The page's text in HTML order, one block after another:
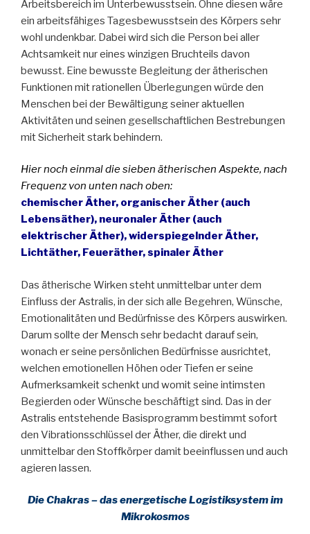
Arbeitsbereich im Unterbewusstsein. Ohne diesen wäre
ein arbeitsfähiges Tagesbewusstsein des Körpers sehr
wohl undenkbar. Dabei wird sich die Person bei aller
Achtsamkeit nur eines winzigen Bruchteils davon
bewusst. Eine bewusste Begleitung der ätherischen
Funktionen mit rationellen Überlegungen würde den
Menschen bei der Bewältigung seiner aktuellen
Aktivitäten und seinen gesellschaftlichen Bestrebungen
mit Sicherheit stark behindern.
Hier noch einmal die sieben ätherischen Aspekte, nach
Frequenz von unten nach oben:
chemischer Äther, organischer Äther (auch
Lebensäther), neuronaler Äther (auch
elektrischer Äther), widerspiegelnder Äther,
Lichtäther, Feueräther, spinaler Äther
Das ätherische Wirken steht unmittelbar unter dem
Einfluss der Astralis, in der sich alle Begehren, Wünsche,
Emotionalitäten und Bedürfnisse des Körpers auswirken.
Darum sollte der Mensch sehr bedacht darauf sein,
wonach er seine persönlichen Bedürfnisse ausrichtet,
welchen emotionellen Höhen oder Tiefen er seine
Aufmerksamkeit schenkt und womit seine intimsten
Begierden oder Wünsche beschäftigt sind. Das in der
Astralis entstehende Basisprogramm bestimmt sofort
den Vibrationsschlüssel der Äther, die direkt und
unmittelbar den Stoffkörper damit beeinflussen und auch
agieren lassen.
Die Chakras – das energetische Logistiksystem im
Mikrokosmos